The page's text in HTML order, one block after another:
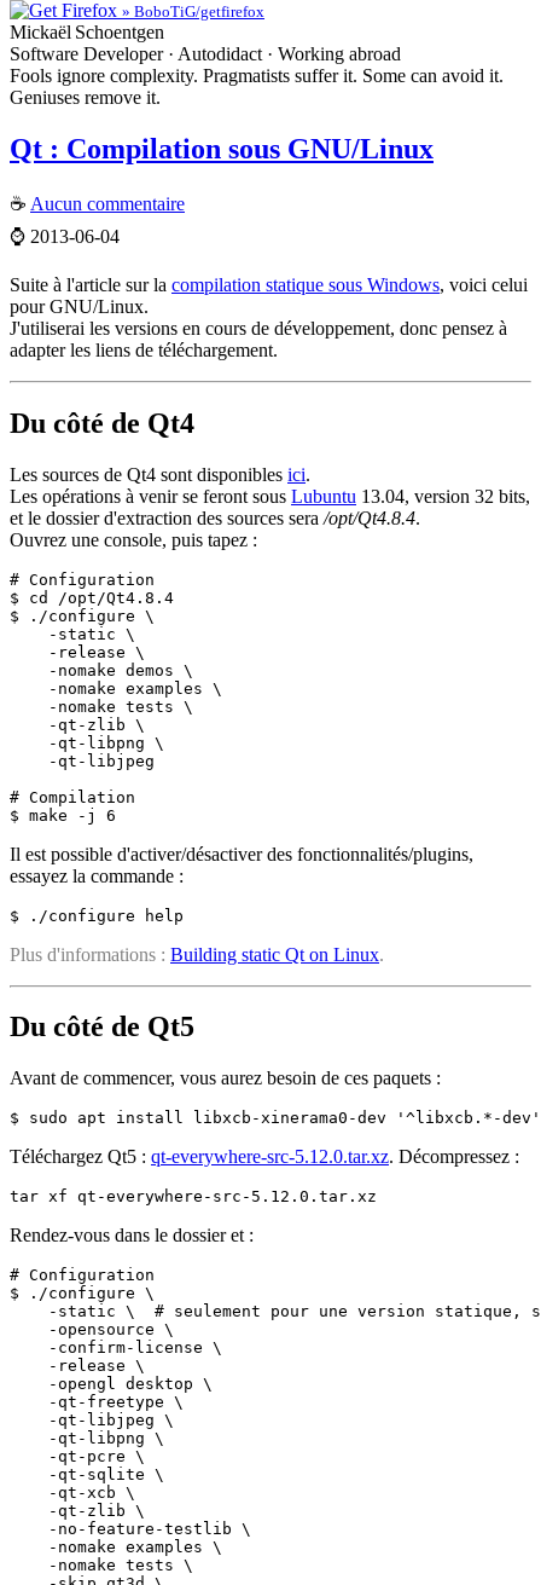
» BoboTiG/getfirefox
Mickaël Schoentgen
Software Developer · Autodidact · Working abroad
Fools ignore complexity. Pragmatists suffer it. Some can avoid it.
Geniuses remove it.
Qt : Compilation sous GNU/Linux
☕ Aucun commentaire
⌚ 2013-06-04
Suite à l'article sur la compilation statique sous Windows, voici celui
pour GNU/Linux.
J'utiliserai les versions en cours de développement, donc pensez à
adapter les liens de téléchargement.
Du côté de Qt4
Les sources de Qt4 sont disponibles ici.
Les opérations à venir se feront sous Lubuntu 13.04, version 32 bits,
et le dossier d'extraction des sources sera /opt/Qt4.8.4.
Ouvrez une console, puis tapez :
# Configuration
$ cd /opt/Qt4.8.4
$ ./configure \
    -static \
    -release \
    -nomake demos \
    -nomake examples \
    -nomake tests \
    -qt-zlib \
    -qt-libpng \
    -qt-libjpeg
# Compilation
Il est possible d'activer/désactiver des fonctionnalités/plugins,
essayez la commande :
$ ./configure help
Plus d'informations : Building static Qt on Linux.
Du côté de Qt5
Avant de commencer, vous aurez besoin de ces paquets :
Téléchargez Qt5 : qt-everywhere-src-5.12.0.tar.xz. Décompressez :
tar xf qt-everywhere-src-5.12.0.tar.xz
Rendez-vous dans le dossier et :
# Configuration
$ ./configure \
-static \  # seulement pour une version statique,
    -opensource \
    -confirm-license \
    -release \
    -opengl desktop \
    -qt-freetype \
    -qt-libjpeg \
    -qt-libpng \
    -qt-pcre \
    -qt-sqlite \
    -qt-xcb \
    -qt-zlib \
    -no-feature-testlib \
    -nomake examples \
    -nomake tests \